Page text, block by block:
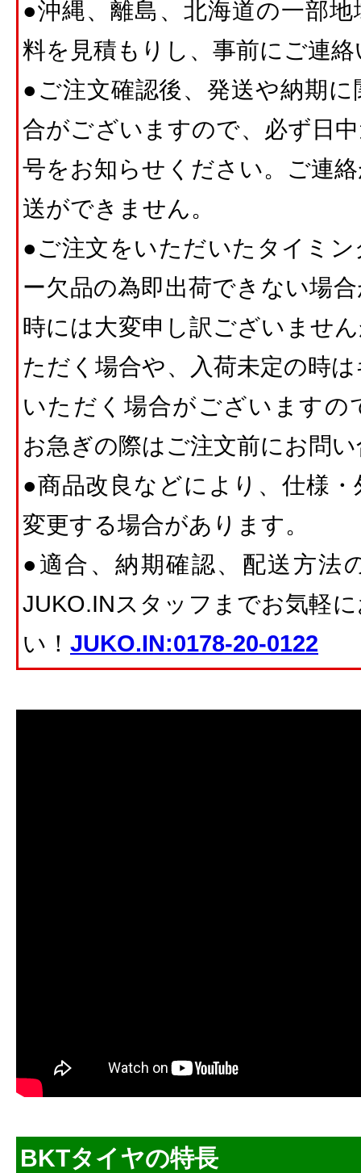
●沖縄、離島、北海道の一部
料を見積もりし、事前にご連
●ご注文確認後、発送や納期
合がございますので、必ず日
号をお知らせください。ご連
送ができません。
●ご注文をいただいたタイミ
ー欠品の為即出荷できない場
時には大変申し訳ございませ
ただく場合や、入荷未定の時
いただく場合がございますの
お急ぎの際はご注文前にお問
●商品改良などにより、仕様
変更する場合があります。
●適合、納期確認、配送方法
JUKO.INスタッフまでお気軽
い！ JUKO.IN:0178-20-0122
BKTタイヤの特長